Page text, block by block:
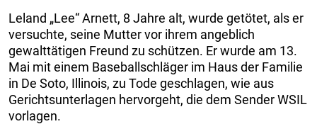
Leland „Lee“ Arnett, 8 Jahre alt, wurde getötet, als er
versuchte, seine Mutter vor ihrem angeblich
gewalttätigen Freund zu schützen. Er wurde am 13.
Mai mit einem Baseballschläger im Haus der Familie
in De Soto, Illinois, zu Tode geschlagen, wie aus
Gerichtsunterlagen hervorgeht, die dem Sender WSIL
vorlagen.